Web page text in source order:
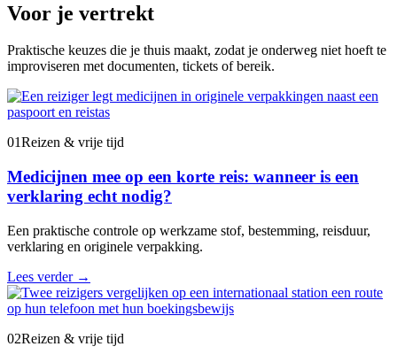
Voor je vertrekt
Praktische keuzes die je thuis maakt, zodat je onderweg niet hoeft te
improviseren met documenten, tickets of bereik.
01Reizen & vrije tijd
Medicijnen mee op een korte reis: wanneer is een
verklaring echt nodig?
Een praktische controle op werkzame stof, bestemming, reisduur,
verklaring en originele verpakking.
Lees verder →
02Reizen & vrije tijd